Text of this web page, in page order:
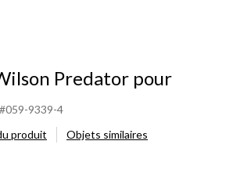
Predator pour
#059-9339-4
produit
Objets similaires